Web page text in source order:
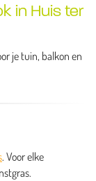
in Huis ter
je tuin, balkon en
. Voor elke